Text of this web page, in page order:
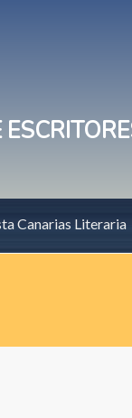
Canarias Literaria